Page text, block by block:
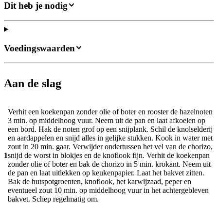
Dit heb je nodig
Aan de slag
1
Verhit een koekenpan zonder olie of boter en rooster de hazelnoten
3 min. op middelhoog vuur. Neem uit de pan en laat afkoelen op
een bord. Hak de noten grof op een snijplank. Schil de knolselderij
en aardappelen en snijd alles in gelijke stukken. Kook in water met
zout in 20 min. gaar. Verwijder ondertussen het vel van de chorizo,
snijd de worst in blokjes en de knoflook fijn. Verhit de koekenpan
zonder olie of boter en bak de chorizo in 5 min. krokant. Neem uit
de pan en laat uitlekken op keukenpapier. Laat het bakvet zitten.
Bak de hutspotgroenten, knoflook, het karwijzaad, peper en
eventueel zout 10 min. op middelhoog vuur in het achtergebleven
bakvet. Schep regelmatig om.
Voedingswaarden